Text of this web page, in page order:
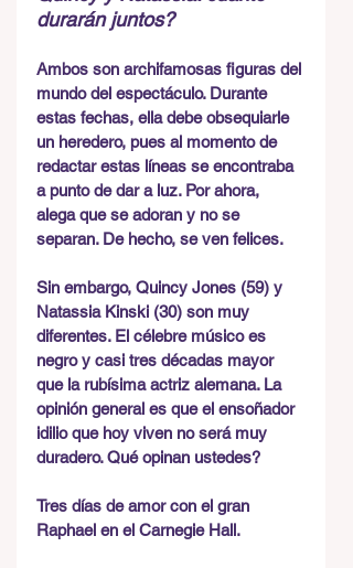
durarán juntos?
Ambos son archifamosas figuras del
mundo del espectáculo. Durante
estas fechas, ella debe obsequiarle
un heredero, pues al momento de
redactar estas líneas se encontraba
a punto de dar a luz. Por ahora,
alega que se adoran y no se
separan. De hecho, se ven felices.
Sin embargo, Quincy Jones (59) y
Natassia Kinski (30) son muy
diferentes. El célebre músico es
negro y casi tres décadas mayor
que la rubísima actriz alemana. La
opinión general es que el ensoñador
idilio que hoy viven no será muy
duradero. Qué opinan ustedes?
Tres días de amor con el gran
Raphael en el Carnegie Hall.